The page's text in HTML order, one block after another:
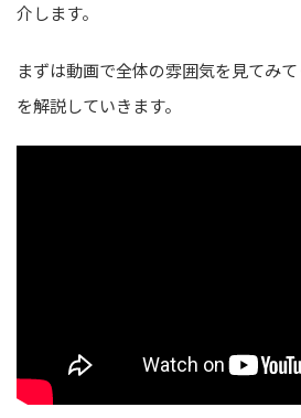
介します。
まずは動画で全体の雰囲気を見てみ
を解説していきます。